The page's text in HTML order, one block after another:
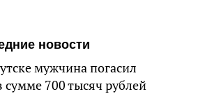
новости
мужчина погасил
сумме 700 тысяч рублей